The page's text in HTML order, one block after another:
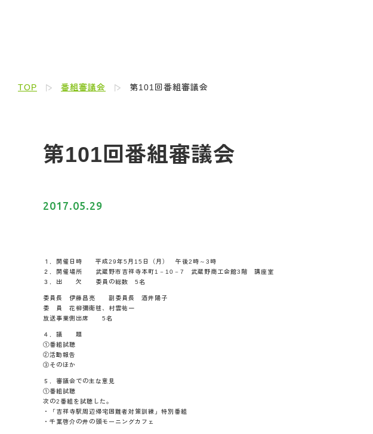
TOP 番組審議会 第101回番組審議会
第101回番組審議会
2017.05.29
１．開催日時 平成29年5月15日（月） 午後2時～3時
２．開催場所 武蔵野市吉祥寺本町1－10－7 武蔵野商工会館3階 講座室
３．出 欠 委員の総数 5名
委員長 伊藤昌亮 副委員長 酒井陽子
委 員 花柳彌衛毬、村雲祐一
放送事業側出席 5名
４．議 題
①番組試聴
②活動報告
③そのほか
５．審議会での主な意見
①番組試聴
次の2番組を試聴した。
・「吉祥寺駅周辺帰宅困難者対策訓練」特別番組
・千葉啓介の井の頭モーニングカフェ